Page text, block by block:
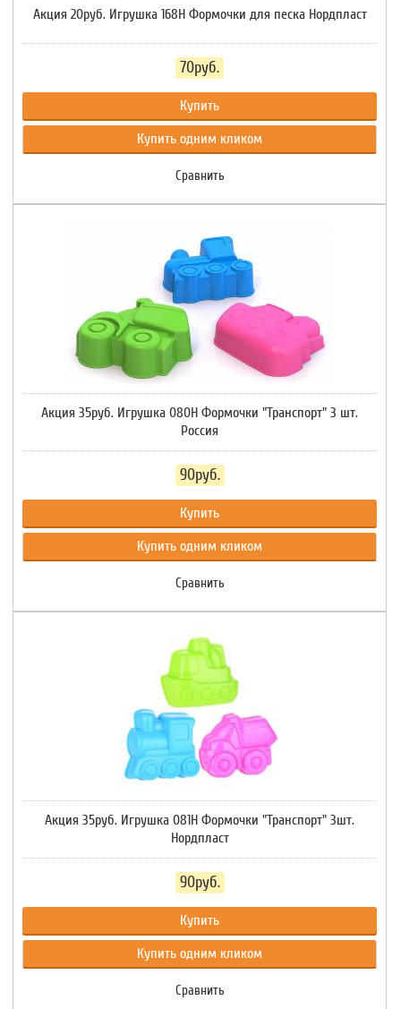
Акция 20руб. Игрушка 168Н Формочки для песка Нордпласт
70руб.
Купить
Купить одним кликом
Сравнить
Акция 35руб. Игрушка 080Н Формочки "Транспорт" 3 шт.
Россия
90руб.
Купить
Купить одним кликом
Сравнить
Акция 35руб. Игрушка 081Н Формочки "Транспорт" 3шт.
Нордпласт
90руб.
Купить
Купить одним кликом
Сравнить